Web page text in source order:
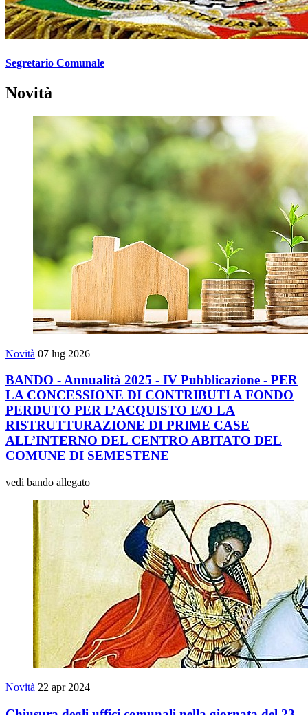
Segretario Comunale
Novità
Novità 07 lug 2026
BANDO - Annualità 2025 - IV Pubblicazione - PER
LA CONCESSIONE DI CONTRIBUTI A FONDO
PERDUTO PER L’ACQUISTO E/O LA
RISTRUTTURAZIONE DI PRIME CASE
ALL’INTERNO DEL CENTRO ABITATO DEL
COMUNE DI SEMESTENE
vedi bando allegato
Novità 22 apr 2024